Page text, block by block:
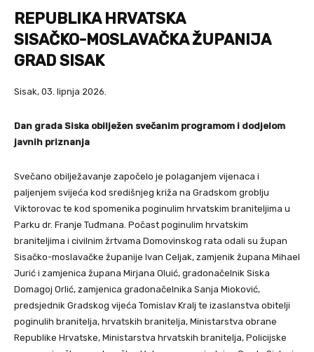
REPUBLIKA HRVATSKA
SISAČKO-MOSLAVAČKA ŽUPANIJA
GRAD SISAK
Sisak, 03. lipnja 2026.
Dan grada Siska obilježen svečanim programom i dodjelom
javnih priznanja
Svečano obilježavanje započelo je polaganjem vijenaca i
paljenjem svijeća kod središnjeg križa na Gradskom groblju
Viktorovac te kod spomenika poginulim hrvatskim braniteljima u
Parku dr. Franje Tuđmana. Počast poginulim hrvatskim
braniteljima i civilnim žrtvama Domovinskog rata odali su župan
Sisačko-moslavačke županije Ivan Celjak, zamjenik župana Mihael
Jurić i zamjenica župana Mirjana Oluić, gradonačelnik Siska
Domagoj Orlić, zamjenica gradonačelnika Sanja Mioković,
predsjednik Gradskog vijeća Tomislav Kralj te izaslanstva obitelji
poginulih branitelja, hrvatskih branitelja, Ministarstva obrane
Republike Hrvatske, Ministarstva hrvatskih branitelja, Policijske